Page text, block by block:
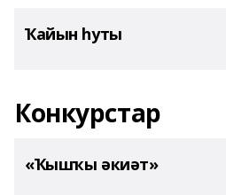
Ҡайын һуты
Конкурстар
«Ҡышҡы әкиәт»